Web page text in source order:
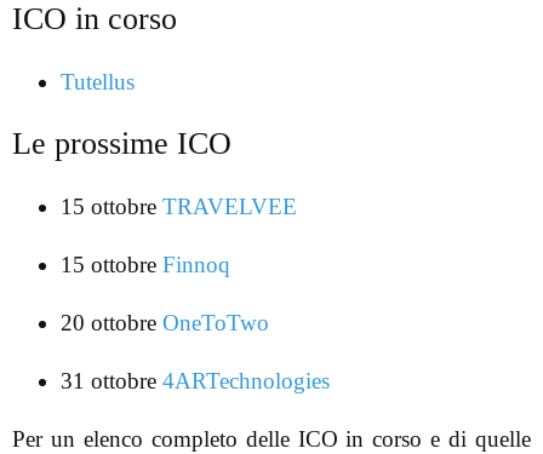
ICO in corso
Tutellus
Le prossime ICO
15 ottobre TRAVELVEE
15 ottobre Finnoq
20 ottobre OneToTwo
31 ottobre 4ARTechnologies
Per un elenco completo delle ICO in corso e di quelle